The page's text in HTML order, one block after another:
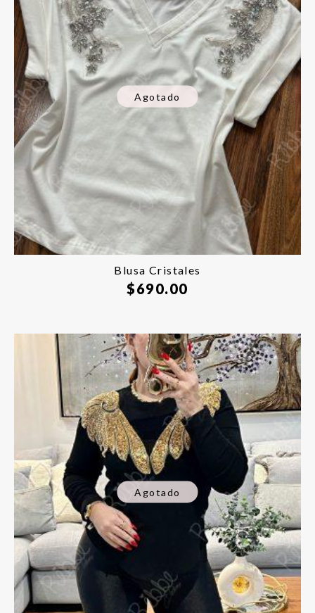
Agotado
Blusa Cristales
$690.00
Agotado